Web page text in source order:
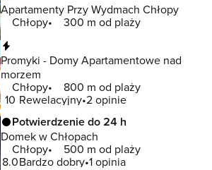
Apartamenty Przy Wydmach Chłopy
Chłopy
300 m od plaży
Promyki - Domy Apartamentowe nad
morzem
Chłopy
800 m od plaży
10 Rewelacyjny 2 opinie
Potwierdzenie do 24 h
Domek w Chłopach
Chłopy
500 m od plaży
8.0Bardzo dobry 1 opinia